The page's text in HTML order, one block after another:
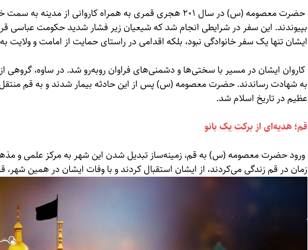
حضرت معصومه (س) در سال ۲۰۱ هجری قمری به همراه کاروانی از
بپیوندند. این سفر در شرایطی انجام شد که شیعیان زیر فشار شدید حکومت عباسی
ایشان تنها یک سفر خانوادگی نبود، بلکه اقدامی در راستای حمایت از امامت و ولایت
کاروان ایشان در مسیر با سختی‌ها و دشمنی‌های فراوان روبه‌رو شد. در ساوه، گروهی
به شهادت رساندند. حضرت معصومه (س) پس از این حادثه بیمار شدند و به قم
عظیم در تاریخ اسلام شد.
قم؛ هدیه‌ای از برکت یک بانو
ورود حضرت معصومه (س) به قم، زمینه‌ساز تبدیل شدن این شهر به مرکز علمی و
زمان در قم زندگی می‌کردند، از ایشان استقبال کردند و با وفات ایشان در همین